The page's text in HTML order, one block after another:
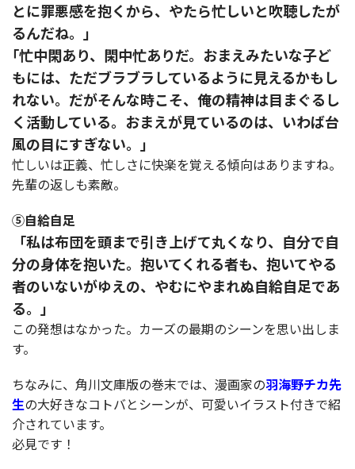
とに罪悪感を抱くから、やたら忙しいと吹聴したが
るんだね。」
｢忙中閑あり、閑中忙ありだ。おまえみたいな子ど
もには、ただブラブラしているように見えるかもし
れない。だがそんな時こそ、俺の精神は目まぐるし
く活動している。おまえが見ているのは、いわば台
風の目にすぎない。｣
忙しいは正義、忙しさに快楽を覚える傾向はありますね。
先輩の返しも素敵。
⑤自給自足
「私は布団を頭まで引き上げて丸くなり、自分で自
分の身体を抱いた。抱いてくれる者も、抱いてやる
者のいないがゆえの、やむにやまれぬ自給自足であ
る。」
この発想はなかった。カーズの最期のシーンを思い出しま
す。
ちなみに、角川文庫版の巻末では、漫画家の羽海野チカ先
生の大好きなコトバとシーンが、可愛いイラスト付きで紹
介されています。
必見です！